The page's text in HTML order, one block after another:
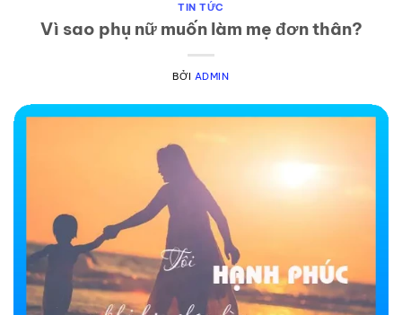
TIN TỨC
Vì sao phụ nữ muốn làm mẹ đơn thân?
BỞI ADMIN